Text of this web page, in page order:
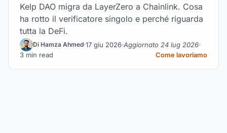
Kelp DAO migra da LayerZero a Chainlink. Cosa
ha rotto il verificatore singolo e perché riguarda
tutta la DeFi.
Di Hamza Ahmed 17 giu 2026 Aggiornato 24 lug 2026
3 min read
Come lavoriamo